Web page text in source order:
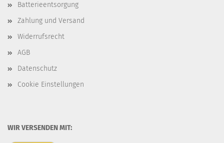
Batterieentsorgung
Zahlung und Versand
Widerrufsrecht
AGB
Datenschutz
Cookie Einstellungen
WIR VERSENDEN MIT: